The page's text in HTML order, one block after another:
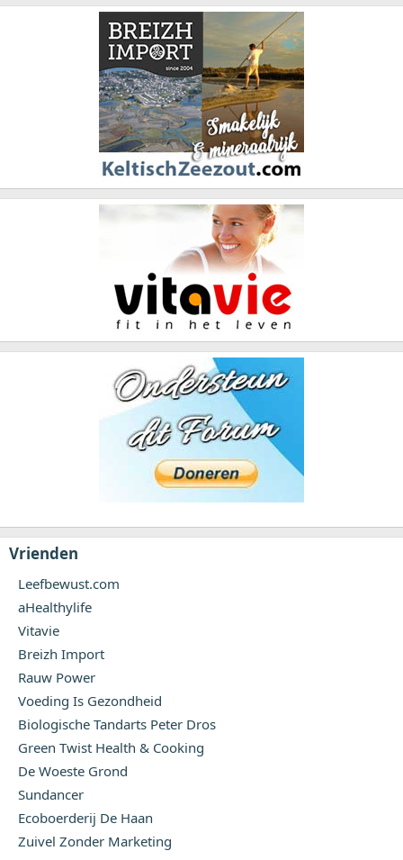
Vrienden
Leefbewust.com
aHealthylife
Vitavie
Breizh Import
Rauw Power
Voeding Is Gezondheid
Biologische Tandarts Peter Dros
Green Twist Health & Cooking
De Woeste Grond
Sundancer
Ecoboerderij De Haan
Zuivel Zonder Marketing